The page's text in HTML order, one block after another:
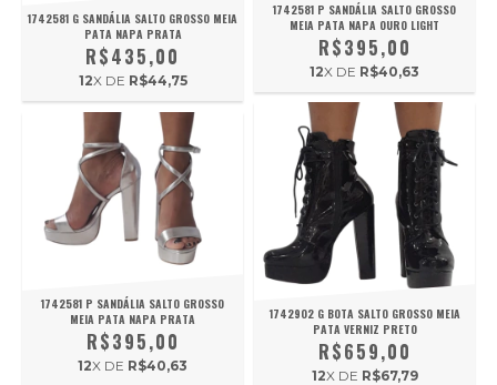
1742581 G SANDÁLIA SALTO GROSSO MEIA
PATA NAPA PRATA
R$435,00
12X DE R$44,75
1742581 P SANDÁLIA SALTO GROSSO
MEIA PATA NAPA OURO LIGHT
R$395,00
12X DE R$40,63
1742581 P SANDÁLIA SALTO GROSSO
MEIA PATA NAPA PRATA
R$395,00
12X DE R$40,63
1742902 G BOTA SALTO GROSSO MEIA
PATA VERNIZ PRETO
R$659,00
12X DE R$67,79